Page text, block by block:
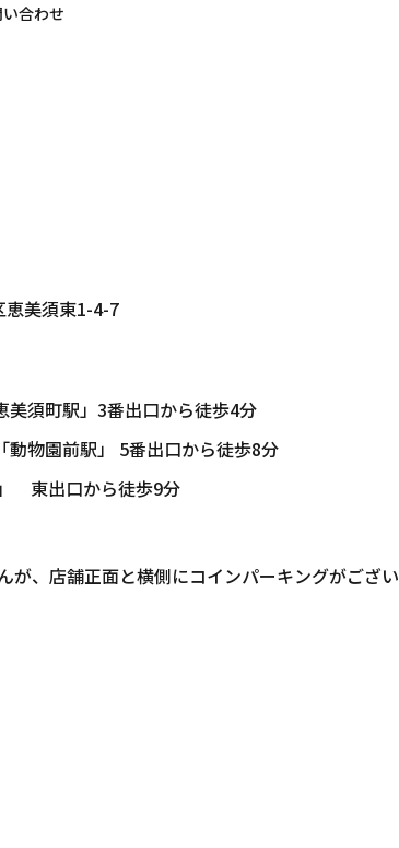
合わせ
恵美須東1-4-7
美須町駅」3番出口から徒歩4分
動物園前駅」 5番出口から徒歩8分
東出口から徒歩9分
が、店舗正面と横側にコインパーキングがござい